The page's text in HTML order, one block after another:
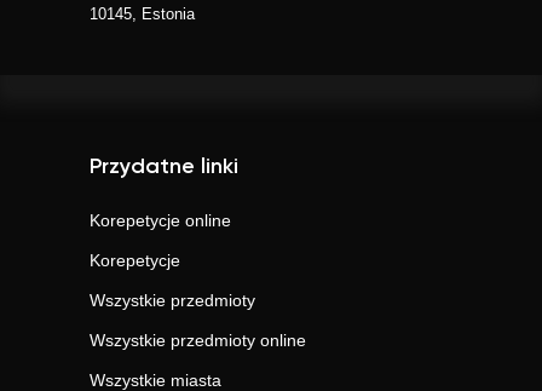
10145, Estonia
Przydatne linki
Korepetycje online
Korepetycje
Wszystkie przedmioty
Wszystkie przedmioty online
Wszystkie miasta